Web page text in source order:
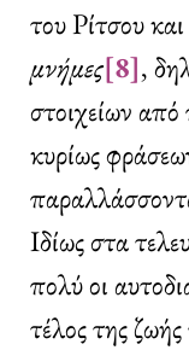
του Ρίτσου και
μνήμες[8],
στοιχείων
κυρίως
Ιδίως στα
πολύ οι
τέλος της